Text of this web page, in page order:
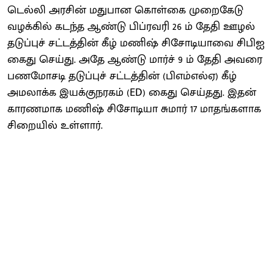
டெல்லி அரசின் மதுபான கொள்கை முறைகேடு
வழக்கில் கடந்த ஆண்டு பிப்ரவரி 26 ம் தேதி ஊழல்
தடுப்புச் சட்டத்தின் கீழ் மணிஷ் சிசோடியாவை சிபிஐ
கைது செய்து. அதே ஆண்டு மார்ச் 9 ம் தேதி அவரை
பணமோசடி தடுப்புச் சட்டத்தின் (பிஎம்எல்ஏ) கீழ்
அமலாக்க இயக்குநரகம் (ED) கைது செய்தது. இதன்
காரணமாக மணிஷ் சிசோடியா சுமார் 17 மாதங்களாக
சிறையில் உள்ளார்.